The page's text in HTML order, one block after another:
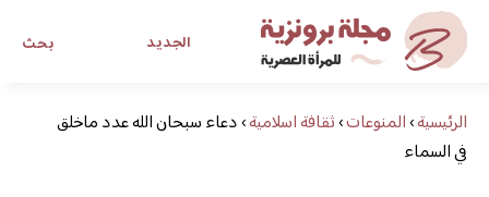
بحث الجديد
مجلة برونزية للفتاة العصريةالرئيسية›المنوعات›ثقافة اسلامية›دعاء سبحان الله عدد ماخلق
في السماء